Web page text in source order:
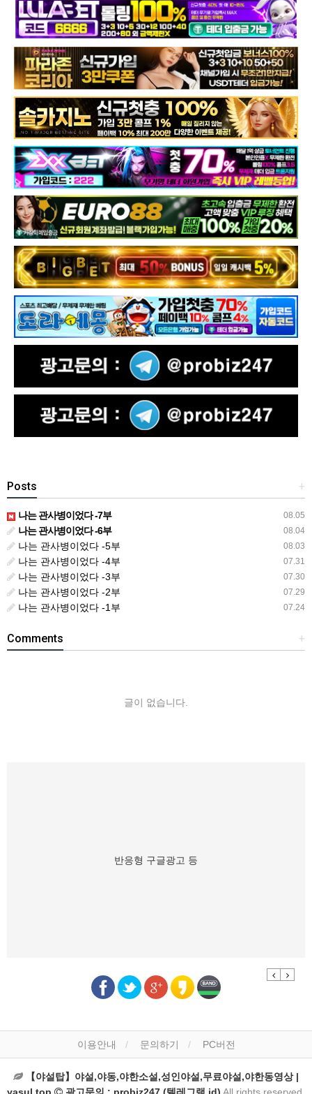
+
Posts
08.05
나는 관사병이었다 -7부
08.04
나는 관사병이었다 -6부
08.03
나는 관사병이었다 -5부
07.31
나는 관사병이었다 -4부
07.30
나는 관사병이었다 -3부
07.29
나는 관사병이었다 -2부
07.24
나는 관사병이었다 -1부
+
Comments
글이 없습니다.
반응형 구글광고 등
Previous
Next
이용안내 문의하기 PC버전
【야설탑】야설,야동,야한소설,성인야설,무료야설,야한동영상 |